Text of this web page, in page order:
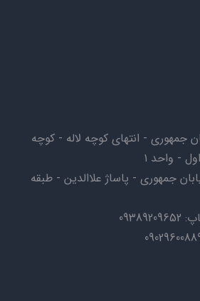
جمهوری - انتهای کوچه لاله - کوچه
جمهوری - پاساژ علاالدین - طبقه
09389209652